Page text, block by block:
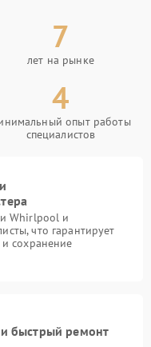
7
лет на рынке
4
опыт работы
специалистов
Whirlpool и
что гарантирует
сохранение
и быстрый ремонт